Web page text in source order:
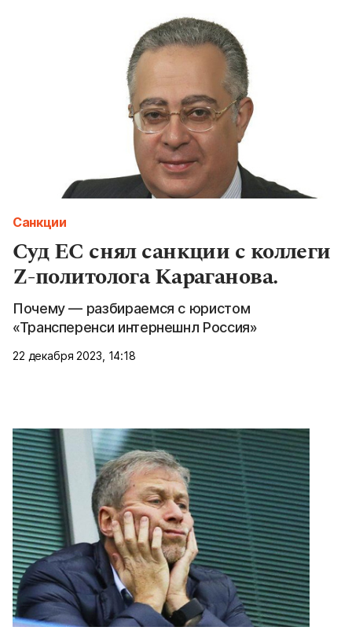
Санкции
Суд ЕС снял санкции с коллеги
Z-политолога Караганова.
Почему — разбираемся с юристом
«Трансперенси интернешнл Россия»
22 декабря 2023, 14:18